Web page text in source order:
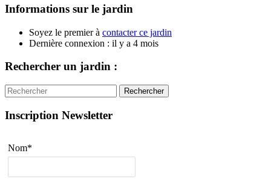
Informations sur le jardin
Soyez le premier à contacter ce jardin
Dernière connexion : il y a 4 mois
Rechercher un jardin :
Rechercher
Inscription Newsletter
Nom*